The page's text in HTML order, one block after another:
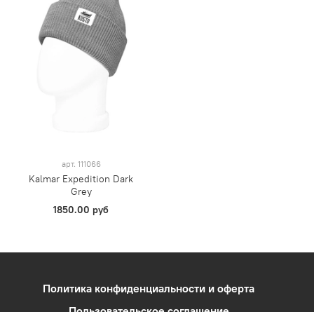
арт. 111066
Kalmar Expedition Dark
Grey
1850.00 руб
Политика конфиденциальности и оферта